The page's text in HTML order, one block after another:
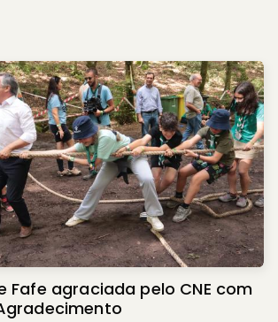
agraciada pelo CNE com